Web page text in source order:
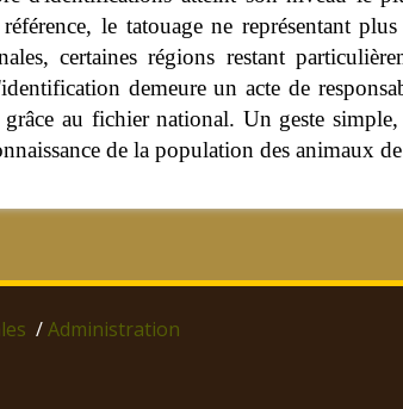
le tatouage ne représentant
certaines régions restant
demeure un acte de
au fichier national. Un geste
de la population des animaux
/Administration